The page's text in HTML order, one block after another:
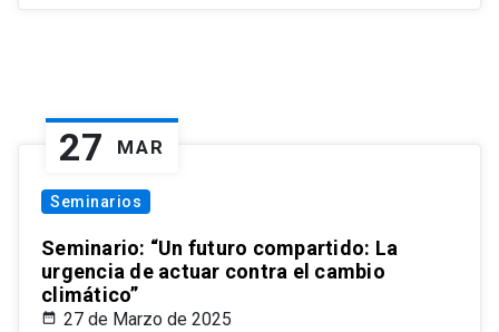
27 MAR
Seminarios
Seminario: “Un futuro compartido: La
urgencia de actuar contra el cambio
climático”
27 de Marzo de 2025